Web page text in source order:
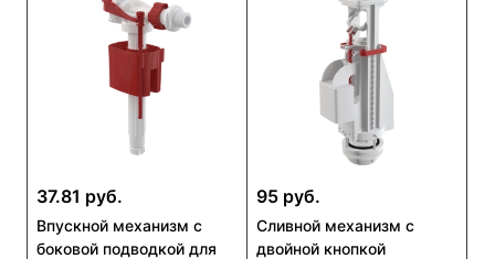
37.81 руб.
Впускной механизм с
боковой подводкой для
95 руб.
Сливной механизм с
двойной кнопкой